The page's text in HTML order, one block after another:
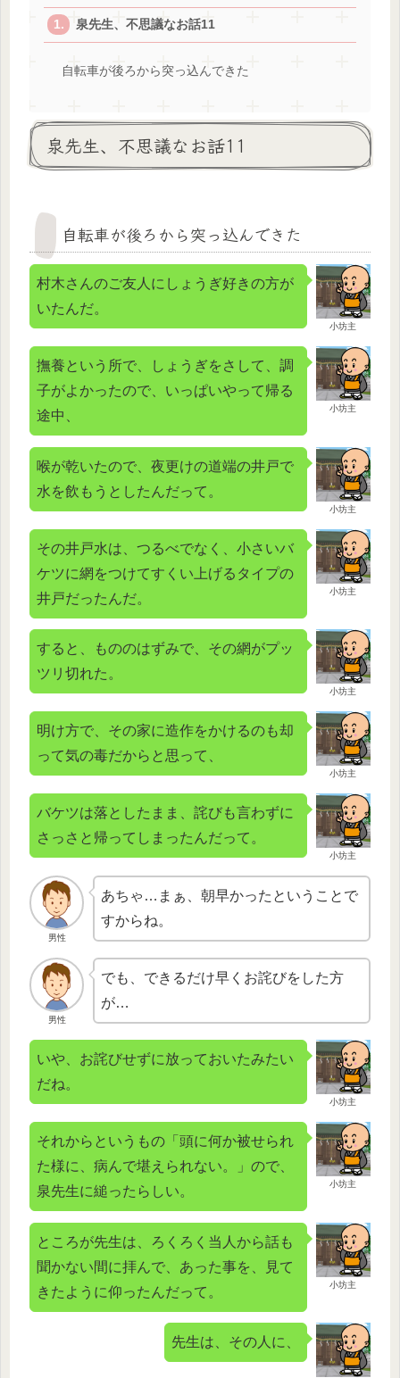
泉先生、不思議なお話11
自転車が後ろから突っ込んできた
泉先生、不思議なお話11
自転車が後ろから突っ込んできた
小坊主
村木さんのご友人にしょうぎ好きの方が
いたんだ。
小坊主
撫養という所で、しょうぎをさして、調
子がよかったので、いっぱいやって帰る
途中、
小坊主
喉が乾いたので、夜更けの道端の井戸で
水を飲もうとしたんだって。
小坊主
その井戸水は、つるべでなく、小さいバ
ケツに網をつけてすくい上げるタイプの
井戸だったんだ。
小坊主
すると、もののはずみで、その網がプッ
ツリ切れた。
小坊主
明け方で、その家に造作をかけるのも却
って気の毒だからと思って、
小坊主
バケツは落としたまま、詫びも言わずに
さっさと帰ってしまったんだって。
男性
あちゃ…まぁ、朝早かったということで
すからね。
男性
でも、できるだけ早くお詫びをした方
が…
小坊主
いや、お詫びせずに放っておいたみたい
だね。
小坊主
それからというもの「頭に何か被せられ
た様に、病んで堪えられない。」ので、
泉先生に縋ったらしい。
小坊主
ところが先生は、ろくろく当人から話も
聞かない間に拝んで、あった事を、見て
きたように仰ったんだって。
先生は、その人に、